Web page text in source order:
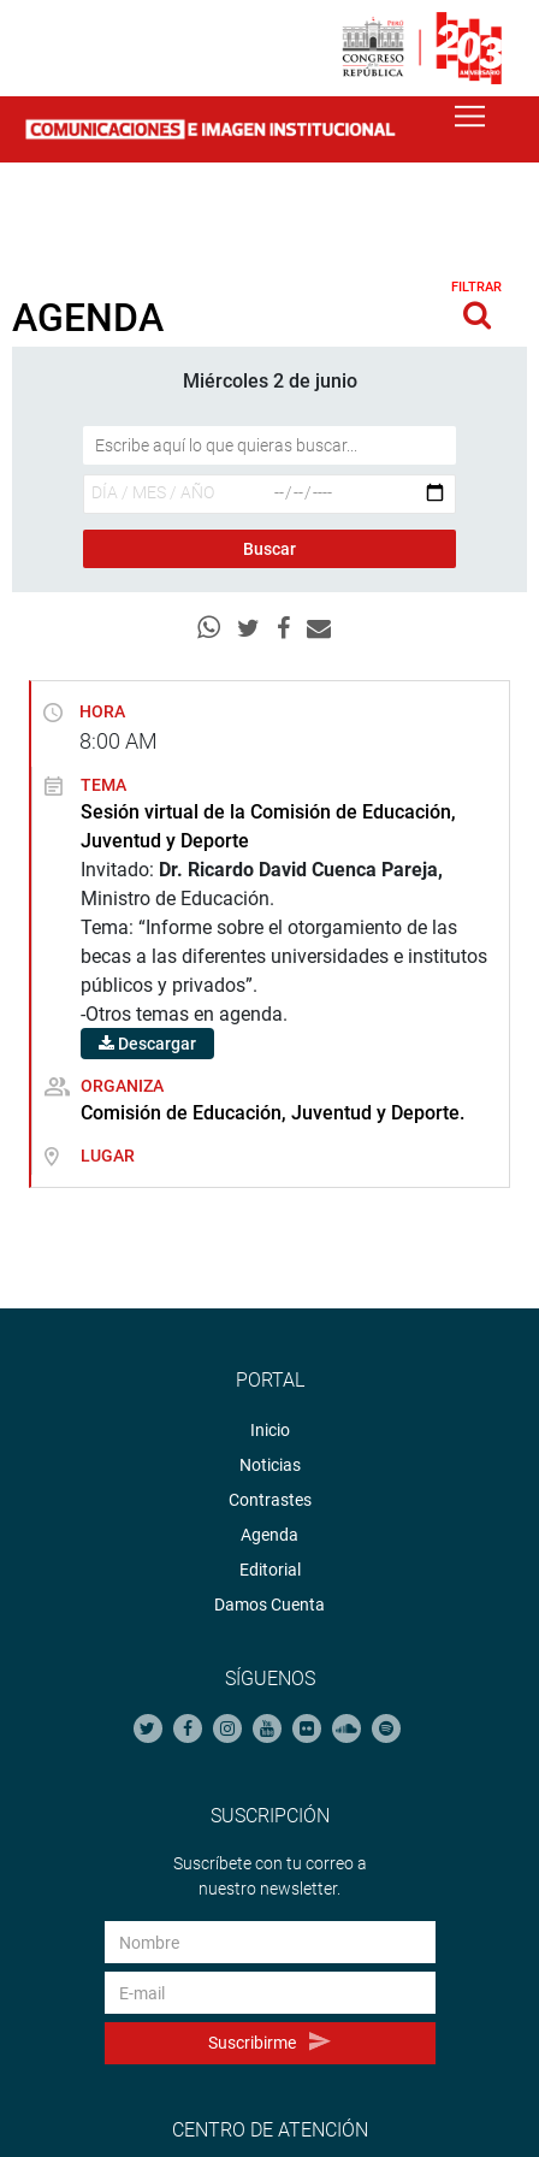
AGENDA
FILTRAR
Miércoles 2 de junio
HORA
8:00 AM
TEMA
Sesión virtual de la Comisión de Educación,
Juventud y Deporte
Invitado: Dr. Ricardo David Cuenca Pareja,
Ministro de Educación.
Tema: “Informe sobre el otorgamiento de las
becas a las diferentes universidades e institutos
públicos y privados”.
-Otros temas en agenda.
Descargar
ORGANIZA
Comisión de Educación, Juventud y Deporte.
LUGAR
PORTAL
Inicio
Noticias
Contrastes
Agenda
Editorial
Damos Cuenta
SÍGUENOS
SUSCRIPCIÓN
Suscríbete con tu correo a
nuestro newsletter.
Suscribirme
CENTRO DE ATENCIÓN